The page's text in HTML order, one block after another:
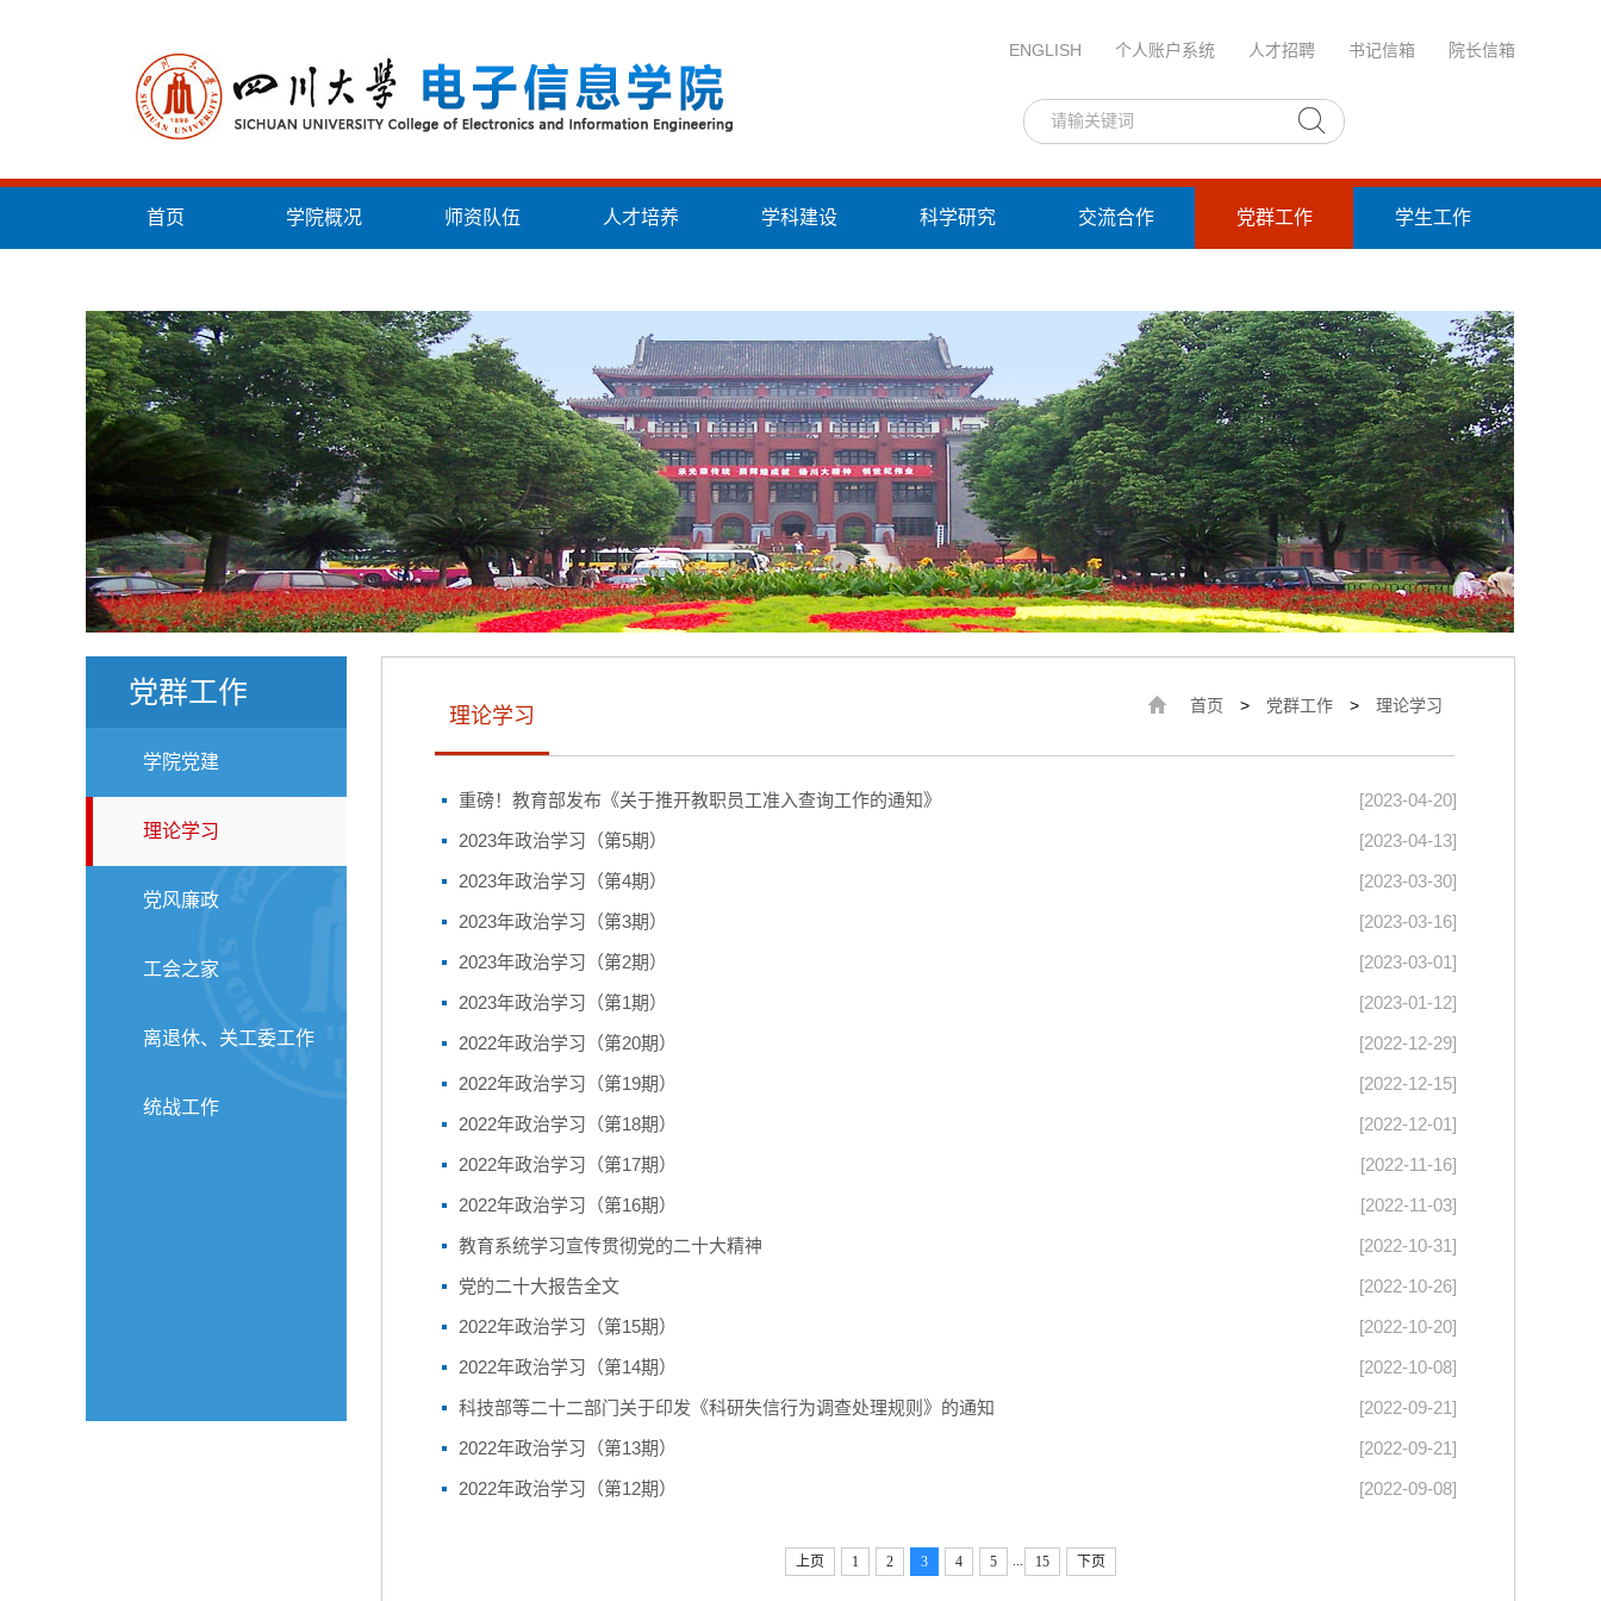
ENGLISH 个人账户系统 人才招聘 书记信箱 院长信箱
首页 学院概况 师资队伍 人才培养 学科建设 科学研究 交流合作 党群工作 学生工作
党群工作
学院党建
理论学习
党风廉政
工会之家
离退休、关工委工作
统战工作
理论学习 首页 > 党群工作 > 理论学习
[2023-04-20]
重磅！教育部发布《关于推开教职员工准入查询工作的通知》
[2023-04-13]
2023年政治学习（第5期）
[2023-03-30]
2023年政治学习（第4期）
[2023-03-16]
2023年政治学习（第3期）
[2023-03-01]
2023年政治学习（第2期）
[2023-01-12]
2023年政治学习（第1期）
[2022-12-29]
2022年政治学习（第20期）
[2022-12-15]
2022年政治学习（第19期）
[2022-12-01]
2022年政治学习（第18期）
[2022-11-16]
2022年政治学习（第17期）
[2022-11-03]
2022年政治学习（第16期）
[2022-10-31]
教育系统学习宣传贯彻党的二十大精神
[2022-10-26]
党的二十大报告全文
[2022-10-20]
2022年政治学习（第15期）
[2022-10-08]
2022年政治学习（第14期）
[2022-09-21]
科技部等二十二部门关于印发《科研失信行为调查处理规则》的通知
[2022-09-21]
2022年政治学习（第13期）
[2022-09-08]
2022年政治学习（第12期）
上页 1 2 3 4 5 15 下页